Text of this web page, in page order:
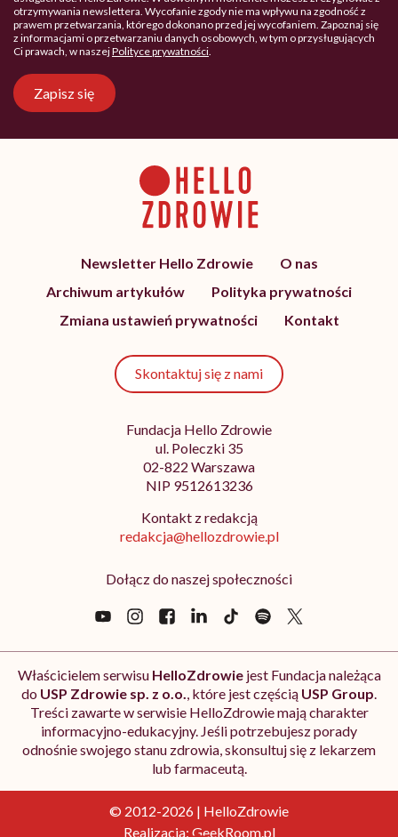
otrzymywania newslettera. Wycofanie zgody nie ma wpływu na zgodność z
prawem przetwarzania, którego dokonano przed jej wycofaniem. Zapoznaj się
z informacjami o przetwarzaniu danych osobowych, w tym o przysługujących
Ci prawach, w naszejPolityce prywatności.
Zapisz się
Newsletter Hello Zdrowie
O nas
Archiwum artykułów
Polityka prywatności
Zmiana ustawień prywatności
Kontakt
Skontaktuj się z nami
Fundacja Hello Zdrowie
ul. Poleczki 35
02-822 Warszawa
NIP 9512613236
Kontakt z redakcją
redakcja@hellozdrowie.pl
Dołącz do naszej społeczności
Właścicielem serwisu HelloZdrowiejest Fundacja należąca
do USP Zdrowie sp. z o.o., które jest częścią USP Group.
Treści zawarte w serwisie HelloZdrowie mają charakter
informacyjno-edukacyjny. Jeśli potrzebujesz porady
odnośnie swojego stanu zdrowia, skonsultuj się z lekarzem
lub farmaceutą.
© 2012-2026 | HelloZdrowie
Realizacja: GeekRoom.pl